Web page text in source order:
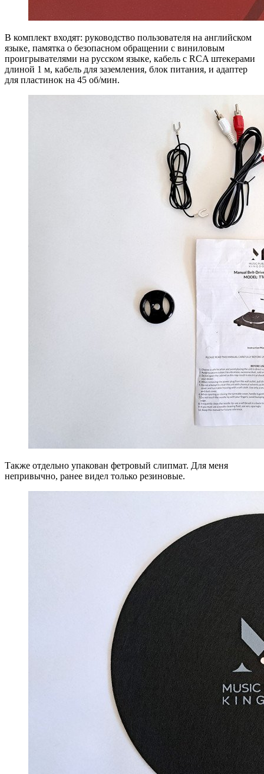
В комплект входят: руководство пользователя на английском
языке, памятка о безопасном обращении с виниловым
проигрывателями на русском языке, кабель с RCA штекерами
длиной 1 м, кабель для заземления, блок питания, и адаптер
для пластинок на 45 об/мин.
Также отдельно упакован фетровый слипмат. Для меня
непривычно, ранее видел только резиновые.